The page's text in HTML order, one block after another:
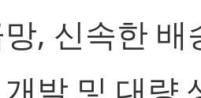
, 신속한 배